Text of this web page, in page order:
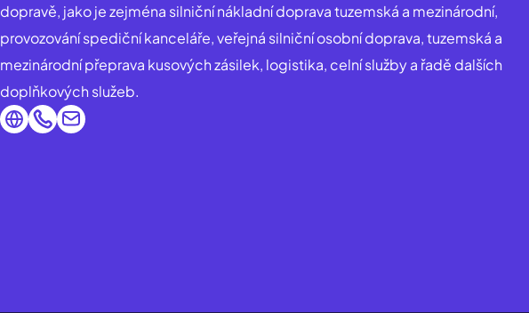
dopravě, jako je zejména silniční nákladní doprava tuzemská a mezinárodní,
provozování spediční kanceláře, veřejná silniční osobní doprava, tuzemská a
mezinárodní přeprava kusových zásilek, logistika, celní služby a řadě dalších
doplňkových služeb.